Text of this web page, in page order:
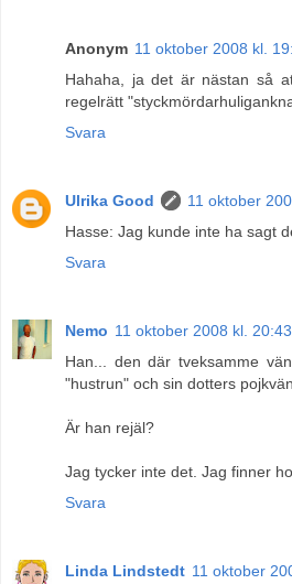
Anonym 11 oktober 2008 kl.
Hahaha, ja det är nästan så
regelrätt
Svara
Ulrika Good
11 oktober
Hasse: Jag kunde inte ha sagt
Svara
Nemo 11 oktober 2008 kl. 20:43
Han... den där tveksamme
"hustrun" och sin dotters
Är han rejäl?
Jag tycker inte det. Jag finner
Svara
Linda Lindstedt 11 oktober